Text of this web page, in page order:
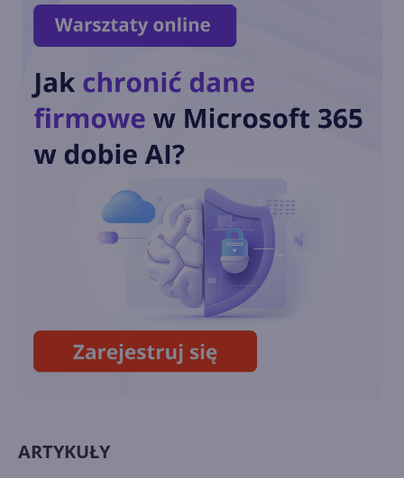
pobranie Paint 3D
Przedłużone wsparcie
konsumentów. Ile będzie
kosztować?
Październikowa aktualizacja
opcjonalna Windows 10 22H2
(build 19045.5073)
ARTYKUŁY